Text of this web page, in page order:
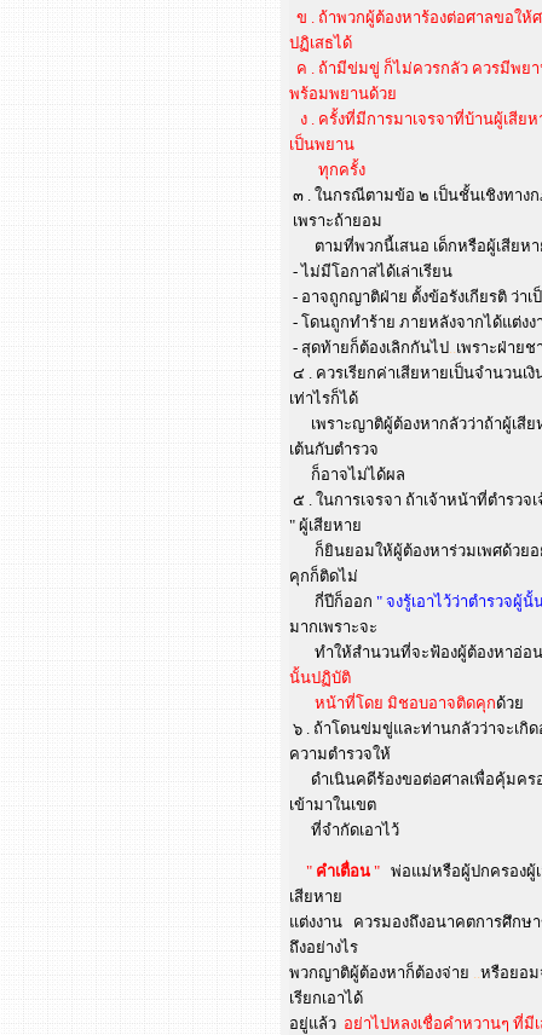
ข . ถ้าพวกผู้ต้องหาร้องต่อศาลขอให้
ปฏิเสธได้
ค . ถ้ามีข่มขู่ ก็ไม่ควรกลัว ควรมีพย
พร้อมพยานด้วย
ง . ครั้งที่มีการมาเจรจาที่บ้านผู้เสีย
เป็นพยาน
ทุกครั้ง
๓ . ในกรณีตามข้อ ๒ เป็นชั้นเชิงทาง
เพราะถ้ายอม
ตามที่พวกนี้เสนอ เด็กหรือผู้เสียหา
- ไม่มีโอกาสได้เล่าเรียน
- อาจถูกญาติฝ่าย ตั้งข้อรังเกียรติ ว่า
- โดนถูกทำร้าย ภายหลังจากได้แต่ง
- สุดท้ายก็ต้องเลิกกันไป..เพราะฝ่าย
๔ . ควรเรียกค่าเสียหายเป็นจำนวนเ
เท่าไรก็ได้
เพราะญาติผู้ต้องหากลัวว่าถ้าผู้เสีย
เต้นกับตำรวจ
ก็อาจไม่ได้ผล
๕ . ในการเจรจา ถ้าเจ้าหน้าที่ตำรวจ
" ผู้เสียหาย
ก็ยินยอมให้ผู้ต้องหาร่วมเพศด้วยอ
คุกก็ติดไม่
กี่ปีก็ออก " จงรู้เอาไว้ว่าตำรวจผู้
มากเพราะจะ
ทำให้สำนวนที่จะฟ้องผู้ต้องหาอ่อน
นั้นปฏิบัติ
หน้าที่โดย มิชอบอาจติดคุกด้วย
๖ . ถ้าโดนข่มขู่และท่านกลัวว่าจะเกิ
ความตำรวจให้
ดำเนินคดีร้องขอต่อศาลเพื่อคุ้มคร
เข้ามาในเขต
ที่จำกัดเอาไว้
" คำเตื่อน"
พ่อแม่หรือผู้ปกครองผู้
เสียหาย
แต่งงาน ควรมองถึงอนาคตการศึกษ
ถึงอย่างไร
พวกญาติผู้ต้องหาก็ต้องจ่าย ..หรือยอม
เรียกเอาได้
อยู่แล้วอย่าไปหลงเชื่อคำหวานๆ ที่มี